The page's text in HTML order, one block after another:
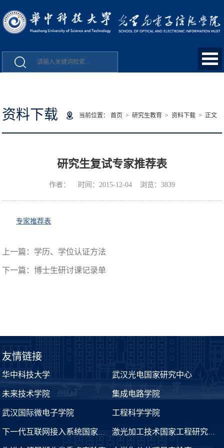
资料下载 当前位置： 首页 > 研究生教育 > 资料下载> 正文
研究生复试专家推荐表
作者： 时间：2015-12-04 浏览： 3839
专家推荐表
上一篇： 学历、学位认证方法
下一篇：博士生研讨课记录单
友情链接
华中科技大学 武汉光电国家研究中心
未来技术学院 集成电路学院
武汉国际微电子学院 工程科学学院
下一代互联网接入系统国家工程实验室 激光加工技术国家工程研究中心